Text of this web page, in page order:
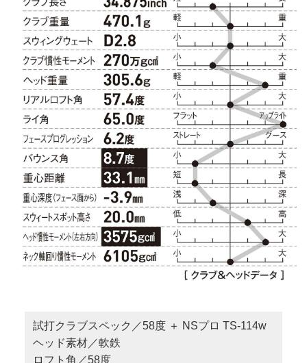
試打クラブスペック／58度 ＋ NSプロ TS-114w
ヘッド素材／軟鉄
ロフト角／58度